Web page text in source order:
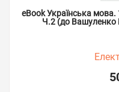
eBook Українська
Ч.2 (до